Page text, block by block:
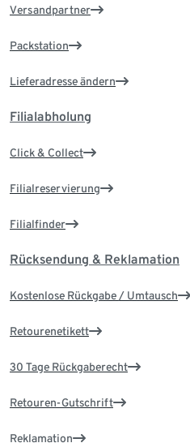
Versandpartner
Packstation
Lieferadresse ändern
Filialabholung
Click & Collect
Filialreservierung
Filialfinder
Rücksendung & Reklamation
Kostenlose Rückgabe / Umtausch
Retourenetikett
30 Tage Rückgaberecht
Retouren-Gutschrift
Reklamation